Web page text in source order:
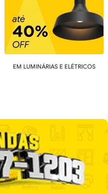
EM LUMINÁRIAS E ELÉTRICOS